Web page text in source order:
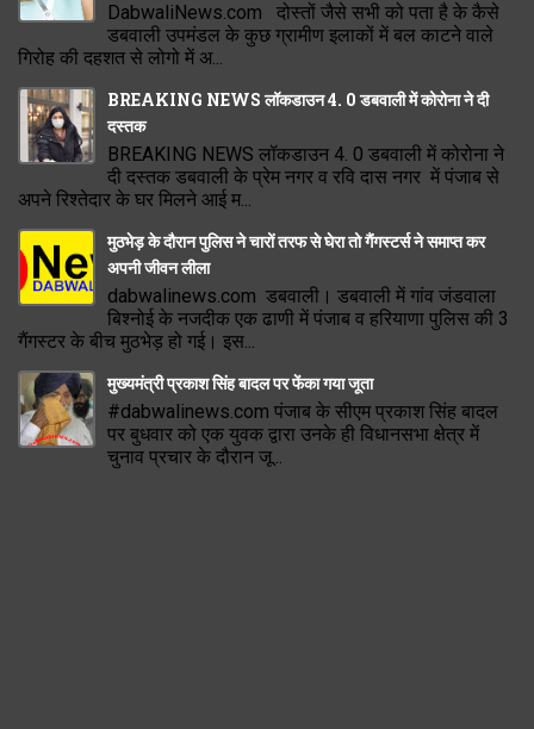
DabwaliNews.com दोस्तों जैसे सभी को पता है के कैसे
डबवाली उपमंडल के कुछ ग्रामीण इलाकों में बल काटने वाले
गिरोह की दहशत से लोगो में अ...
BREAKING NEWS लॉकडाउन 4. 0 डबवाली में कोरोना ने दी
दस्तक
BREAKING NEWS लॉकडाउन 4. 0 डबवाली में कोरोना ने
दी दस्तक डबवाली के प्रेम नगर व रवि दास नगर में पंजाब से
अपने रिश्तेदार के घर मिलने आई म...
मुठभेड़ के दौरान पुलिस ने चारों तरफ से घेरा तो गैंगस्टर्स ने समाप्त कर
अपनी जीवन लीला
dabwalinews.com डबवाली। डबवाली में गांव जंडवाला
बिश्नोई के नजदीक एक ढाणी में पंजाब व हरियाणा पुलिस की 3
गैंगस्टर के बीच मुठभेड़ हो गई। इस...
मुख्यमंत्री प्रकाश सिंह बादल पर फेंका गया जूता
#dabwalinews.com पंजाब के सीएम प्रकाश सिंह बादल
पर बुधवार को एक युवक द्वारा उनके ही विधानसभा क्षेत्र में
चुनाव प्रचार के दौरान जू...